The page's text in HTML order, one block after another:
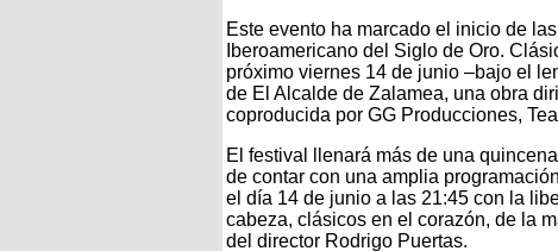
Este evento ha marcado el inicio de
Iberoamericano del Siglo de Oro.
próximo viernes 14 de junio –bajo el
de El Alcalde de Zalamea, una obra
coproducida por GG Producciones,
El festival llenará más de una
de contar con una amplia
el día 14 de junio a las 21:45 con la
cabeza, clásicos en el corazón, de la
del director Rodrigo Puertas.